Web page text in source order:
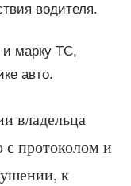
водителя.
и марку ТС,
авто.
владельца
протоколом и
к